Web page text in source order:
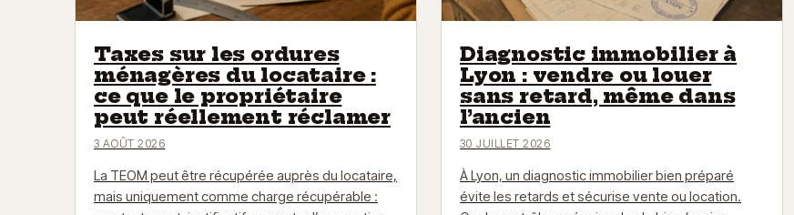
Taxes sur les ordures
ménagères du locataire :
ce que le propriétaire
peut réellement réclamer
3 AOÛT 2026
La TEOM peut être récupérée auprès du locataire,
mais uniquement comme charge récupérable :
Diagnostic immobilier à
Lyon : vendre ou louer
sans retard, même dans
l’ancien
30 JUILLET 2026
À Lyon, un diagnostic immobilier bien préparé
évite les retards et sécurise vente ou location.